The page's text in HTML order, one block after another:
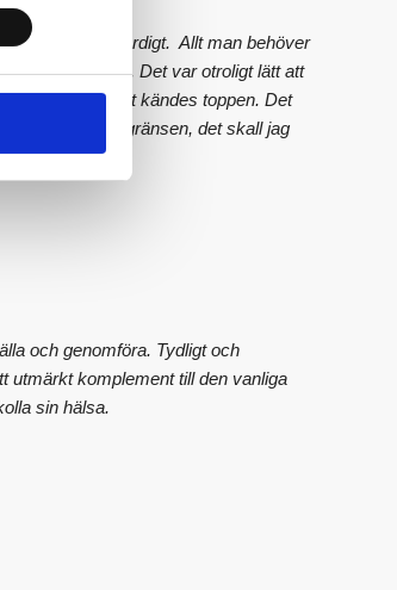
snyggt och trovärdigt. Allt man behöver
eller mindre. Det var otroligt lätt att
bra ut och det kändes toppen. Det
precis under gränsen, det skall jag
och genomföra. Tydligt och
utmärkt komplement till den vanliga
sin hälsa.